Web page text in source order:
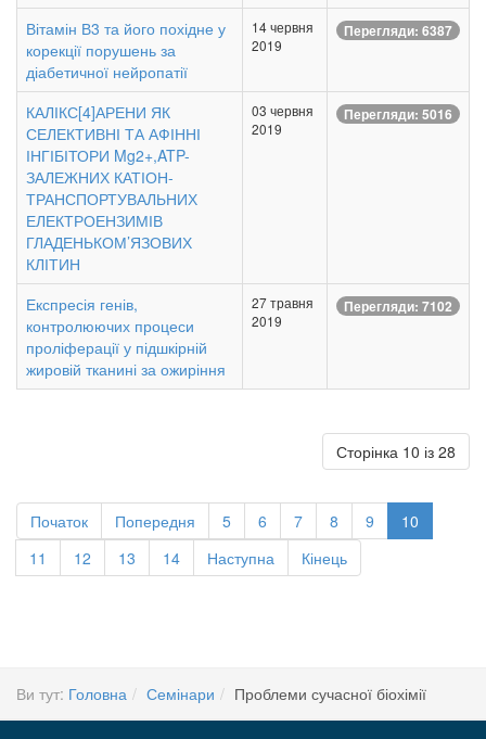
Вітамін В3 та його похідне у
корекції порушень за
діабетичної нейропатії
14 червня
2019
Перегляди: 6387
КАЛІКС[4]АРЕНИ ЯК
СЕЛЕКТИВНІ ТА АФІННІ
ІНГІБІТОРИ Mg2+,ATP-
ЗАЛЕЖНИХ КАТІОН-
ТРАНСПОРТУВАЛЬНИХ
ЕЛЕКТРОЕНЗИМІВ
ГЛАДЕНЬКОМ’ЯЗОВИХ
КЛІТИН
03 червня
2019
Перегляди: 5016
Експресія генів,
контролюючих процеси
проліферації у підшкірній
жировій тканині за ожиріння
27 травня
2019
Перегляди: 7102
Сторінка 10 із 28
Початок Попередня 5 6 7 8 9
10
11
12 13 14 Наступна Кінець
Ви тут: Головна Семінари Проблеми сучасної біохімії